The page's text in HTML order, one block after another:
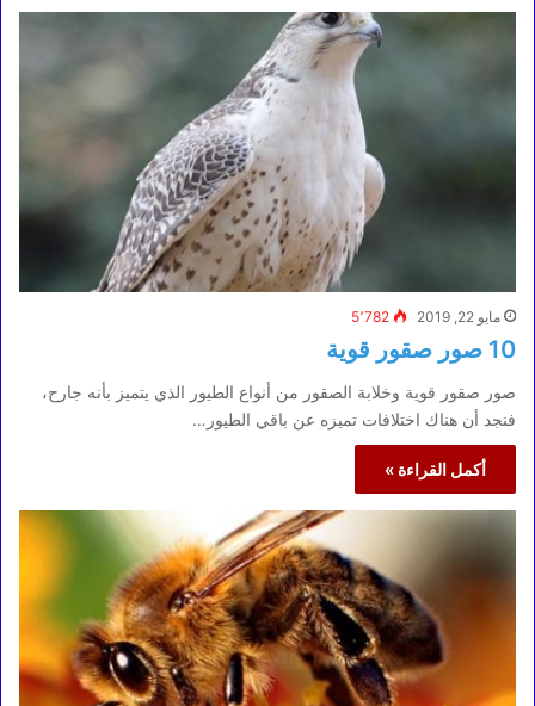
مايو 22, 2019 5٬782
10 صور صقور قوية
صور صقور قوية وخلابة الصقور من أنواع الطيور الذي يتميز بأنه جارح،
فنجد أن هناك اختلافات تميزه عن باقي الطيور…
أكمل القراءة »